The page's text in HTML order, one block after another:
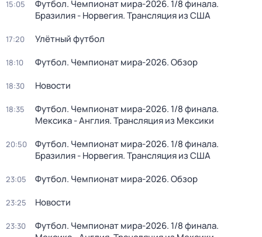
15:05
Футбол. Чемпионат мира-2026. 1/8 финала.
Бразилия - Норвегия. Трансляция из США
17:20 Улётный футбол
18:10 Футбол. Чемпионат мира-2026. Обзор
18:30 Новости
18:35
Футбол. Чемпионат мира-2026. 1/8 финала.
Мексика - Англия. Трансляция из Мексики
20:50
Футбол. Чемпионат мира-2026. 1/8 финала.
Бразилия - Норвегия. Трансляция из США
23:05 Футбол. Чемпионат мира-2026. Обзор
23:25 Новости
23:30
Футбол. Чемпионат мира-2026. 1/8 финала.